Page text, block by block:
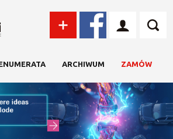
ARCHIWUM ZAMÓW